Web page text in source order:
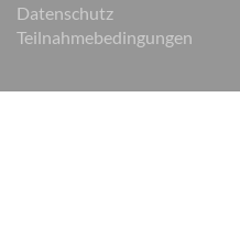
Datenschutz
Teilnahmebedingungen